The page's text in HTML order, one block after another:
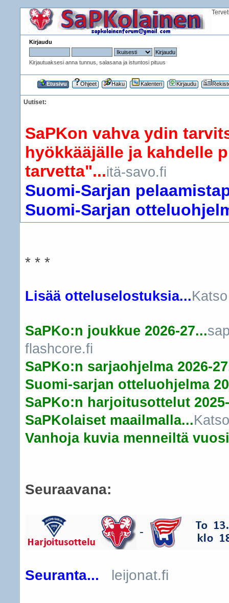
Kirjaudu
Kirjautuaksesi anna tunnus, salasana ja istuntosi pituus
Etusivu Ohjeet Haku Kalenteri Kirjaudu
Uutiset:
SaPKon vahva ydin
hyökkääjälle ja kahdelle
tarvetta"...itä-savo.fi
Suomi-Sarjan
Suomi-Sarjan
* * *
Lisää otteluselostuksia...
SaPKo:n joukkue 2026-27...
flashcore.fi
SaPKo:n sarjaohjelma 2026-
Suomi-sarjan otteluohjelma
SaPKo:n harjoitusottelut
SaPKolaiset maailmalla...
Vanhoja kuvia menneiltä
Seuraavana:
Seuranta... leijonat.fi